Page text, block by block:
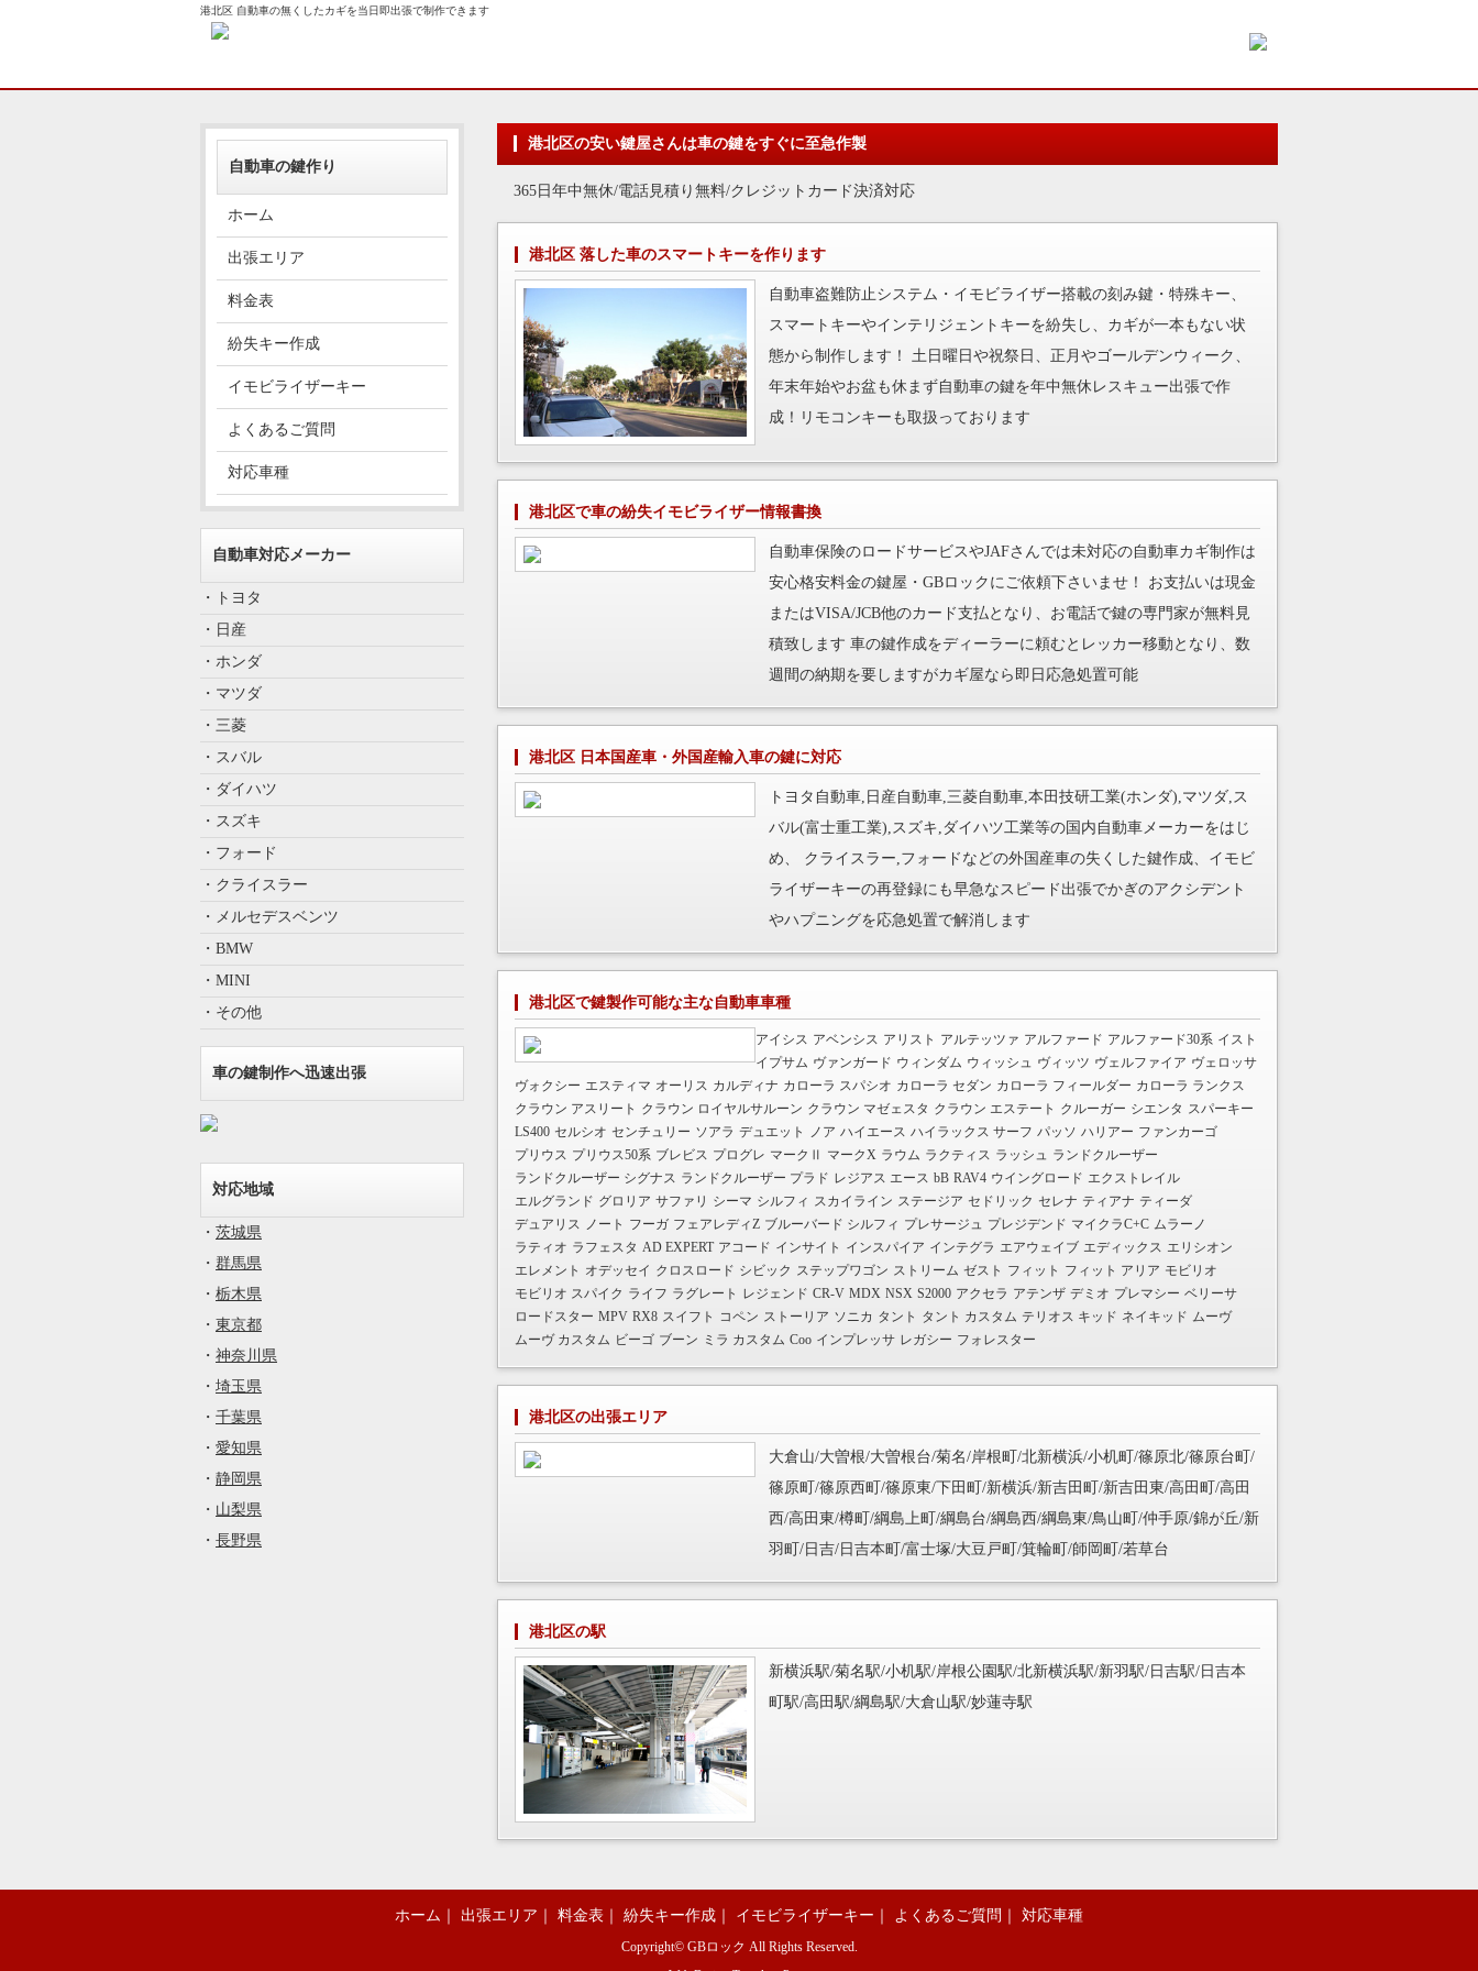
港北区 自動車の無くしたカギを当日即出張で制作できます
港北区の安い鍵屋さんは車の鍵をすぐに至急作製
365日年中無休/電話見積り無料/クレジットカード決済対応
港北区 落した車のスマートキーを作ります
自動車盗難防止システム・イモビライザー搭載の刻み鍵・特殊キー、
スマートキーやインテリジェントキーを紛失し、カギが一本もない状
態から制作します！ 土日曜日や祝祭日、正月やゴールデンウィーク、
年末年始やお盆も休まず自動車の鍵を年中無休レスキュー出張で作
成！リモコンキーも取扱っております
港北区で車の紛失イモビライザー情報書換
自動車保険のロードサービスやJAFさんでは未対応の自動車カギ制作は
安心格安料金の鍵屋・GBロックにご依頼下さいませ！ お支払いは現金
またはVISA/JCB他のカード支払となり、お電話で鍵の専門家が無料見
積致します 車の鍵作成をディーラーに頼むとレッカー移動となり、数
週間の納期を要しますがカギ屋なら即日応急処置可能
港北区 日本国産車・外国産輸入車の鍵に対応
トヨタ自動車,日産自動車,三菱自動車,本田技研工業(ホンダ),マツダ,ス
バル(富士重工業),スズキ,ダイハツ工業等の国内自動車メーカーをはじ
め、 クライスラー,フォードなどの外国産車の失くした鍵作成、イモビ
ライザーキーの再登録にも早急なスピード出張でかぎのアクシデント
やハプニングを応急処置で解消します
港北区で鍵製作可能な主な自動車車種
アイシス アベンシス アリスト アルテッツァ アルファード アルファード30系 イスト
イプサム ヴァンガード ウィンダム ウィッシュ ヴィッツ ヴェルファイア ヴェロッサ
ヴォクシー エスティマ オーリス カルディナ カローラ スパシオ カローラ セダン カローラ フィールダー カローラ ランクス
クラウン アスリート クラウン ロイヤルサルーン クラウン マゼェスタ クラウン エステート クルーガー シエンタ スパーキー
LS400 セルシオ センチュリー ソアラ デュエット ノア ハイエース ハイラックス サーフ パッソ ハリアー ファンカーゴ
プリウス プリウス50系 ブレビス プログレ マークⅡ マークX ラウム ラクティス ラッシュ ランドクルーザー
ランドクルーザー シグナス ランドクルーザー プラド レジアス エース bB RAV4 ウイングロード エクストレイル
エルグランド グロリア サファリ シーマ シルフィ スカイライン ステージア セドリック セレナ ティアナ ティーダ
デュアリス ノート フーガ フェアレディZ ブルーバード シルフィ プレサージュ プレジデンド マイクラC+C ムラーノ
ラティオ ラフェスタ AD EXPERT アコード インサイト インスパイア インテグラ エアウェイブ エディックス エリシオン
エレメント オデッセイ クロスロード シビック ステップワゴン ストリーム ゼスト フィット フィット アリア モビリオ
モビリオ スパイク ライフ ラグレート レジェンド CR-V MDX NSX S2000 アクセラ アテンザ デミオ プレマシー ベリーサ
ロードスター MPV RX8 スイフト コペン ストーリア ソニカ タント タント カスタム テリオス キッド ネイキッド ムーヴ
ムーヴ カスタム ビーゴ ブーン ミラ カスタム Coo インプレッサ レガシー フォレスター
港北区の出張エリア
大倉山/大曽根/大曽根台/菊名/岸根町/北新横浜/小机町/篠原北/篠原台町/
篠原町/篠原西町/篠原東/下田町/新横浜/新吉田町/新吉田東/高田町/高田
西/高田東/樽町/綱島上町/綱島台/綱島西/綱島東/鳥山町/仲手原/錦が丘/新
羽町/日吉/日吉本町/富士塚/大豆戸町/箕輪町/師岡町/若草台
港北区の駅
新横浜駅/菊名駅/小机駅/岸根公園駅/北新横浜駅/新羽駅/日吉駅/日吉本
町駅/高田駅/綱島駅/大倉山駅/妙蓮寺駅
自動車の鍵作り
ホーム
出張エリア
料金表
紛失キー作成
イモビライザーキー
よくあるご質問
対応車種
自動車対応メーカー
・トヨタ
・日産
・ホンダ
・マツダ
・三菱
・スバル
・ダイハツ
・スズキ
・フォード
・クライスラー
・メルセデスベンツ
・BMW
・MINI
・その他
車の鍵制作へ迅速出張
対応地域
・ 茨城県
・ 群馬県
・ 栃木県
・ 東京都
・ 神奈川県
・ 埼玉県
・ 千葉県
・ 愛知県
・ 静岡県
・ 山梨県
・ 長野県
ホーム 出張エリア 料金表 紛失キー作成 イモビライザーキー よくあるご質問 対応車種
Copyright© GBロック All Rights Reserved.